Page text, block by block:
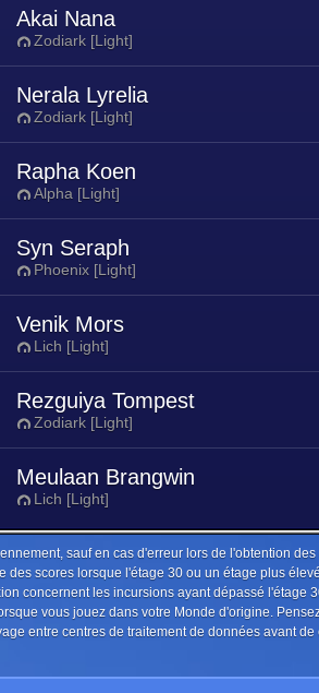
Akai Nana
Zodiark [Light]
Nerala Lyrelia
Zodiark [Light]
Rapha Koen
Alpha [Light]
Syn Seraph
Phoenix [Light]
Venik Mors
Lich [Light]
Rezguiya Tompest
Zodiark [Light]
Meulaan Brangwin
Lich [Light]
sauf en cas d'erreur lors de l'obtention
des scores lorsque l'étage 30 ou un étage plus
concernent les incursions ayant dépassé l'étage
vous jouez dans votre Monde d'origine.
entre centres de traitement de données avant